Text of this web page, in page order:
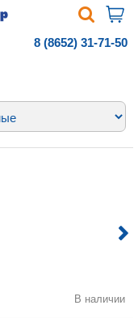
8 (8652) 31-71-50
В наличии